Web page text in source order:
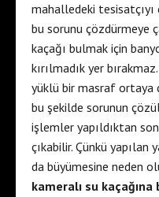
mahalledeki
bu sorunu çözdürmeye
kaçağı bulmak için
kırılmadık yer
yüklü bir masraf ortaya
bu şekilde sorunun
işlemler yapıldıktan
çıkabilir. Çünkü
da büyümesine neden
kameralı su